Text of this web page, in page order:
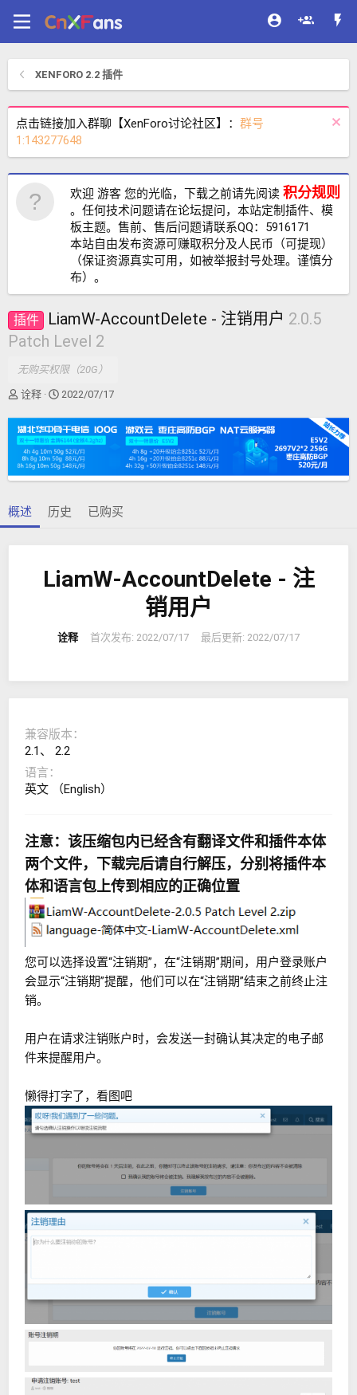
XENFORO 2.2 插件
点击链接加入群聊【XenForo讨论社区】： 群号
1:143277648
欢迎 游客 您的光临，下载之前请先阅读 积分规则
。任何技术问题请在论坛提问，本站定制插件、模
板主题。售前、售后问题请联系QQ：5916171
本站自由发布资源可赚取积分及人民币（可提现）
（保证资源真实可用，如被举报封号处理。谨慎分
布）。
插件 LiamW-AccountDelete - 注销用户 2.0.5
Patch Level 2
无购买权限（20G）
作
诠释
创
日
期
2022/07/17
概述 历史 已购买
LiamW-AccountDelete - 注
销用户
诠释 首次发布: 2022/07/17 最后更新: 2022/07/17
兼容版本
2.1
2.2
语言
英文 （English）
注意：该压缩包内已经含有翻译文件和插件本体
两个文件，下载完后请自行解压，分别将插件本
体和语言包上传到相应的正确位置
您可以选择设置“注销期”，在“注销期”期间，用户登录账户
会显示“注销期”提醒，他们可以在“注销期”结束之前终止注
销。
用户在请求注销账户时，会发送一封确认其决定的电子邮
件来提醒用户。
懒得打字了，看图吧